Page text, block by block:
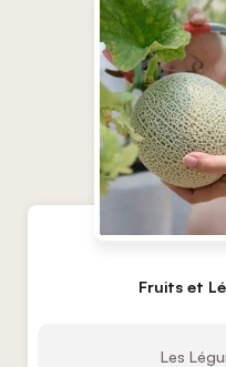
Fruits et
Les